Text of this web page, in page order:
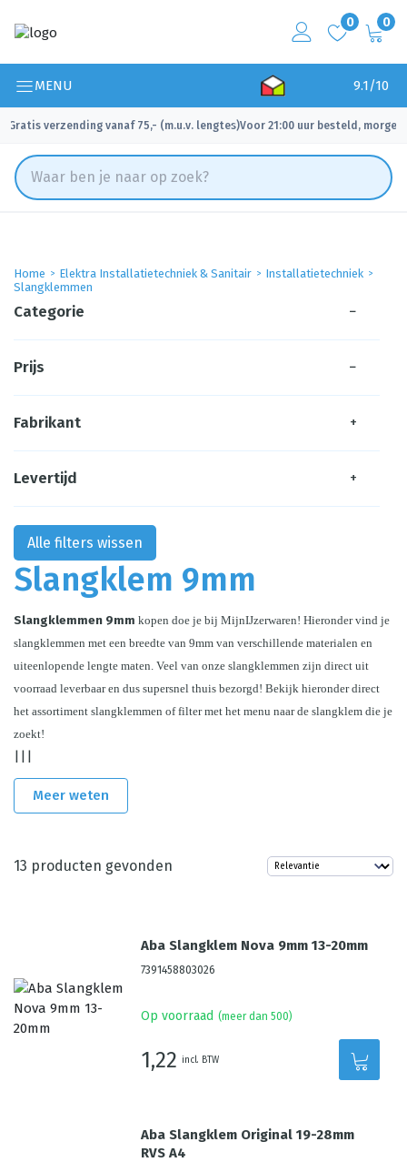
0 0
MENU 9.1/10
Gratis verzending vanaf 75,- (m.u.v. lengtes)
✓ Voor 21:00 uur besteld, morgen
Home Elektra Installatietechniek & Sanitair
Installatietechniek
Slangklemmen
Slangklem 9mm
Slangklemmen 9mm kopen doe je bij MijnIJzerwaren! Hieronder vind je
slangklemmen met een breedte van 9mm van verschillende materialen en
uiteenlopende lengte maten. Veel van onze slangklemmen zijn direct uit
voorraad leverbaar en dus supersnel thuis bezorgd! Bekijk hieronder direct
het assortiment slangklemmen of filter met het menu naar de slangklem die je
zoekt!
|||
Meer weten
13 producten gevonden
Aba Slangklem Nova 9mm 13-20mm
7391458803026
Op voorraad (meer dan 500)
1,22 incl. BTW
Aba Slangklem Original 19-28mm
RVS A4
Categorie −
Prijs −
Fabrikant +
Levertijd +
Alle filters wissen